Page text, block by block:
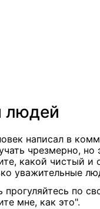
людей
написал в
чрезмерно, но
какой чистый и
уважительные
прогуляйтесь по
мне, как это".